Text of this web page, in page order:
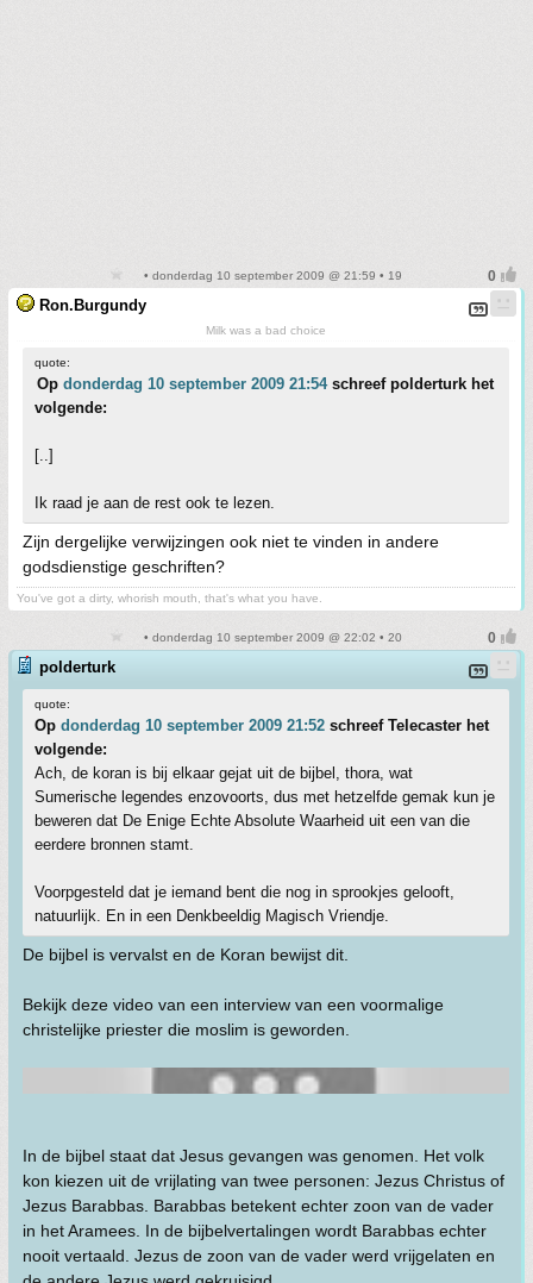
• donderdag 10 september 2009 @ 21:59 • 19
Ron.Burgundy
Milk was a bad choice
quote:
Op donderdag 10 september 2009 21:54schreef polderturk het
volgende:
[..]
Ik raad je aan de rest ook te lezen.
Zijn dergelijke verwijzingen ook niet te vinden in andere
godsdienstige geschriften?
You've got a dirty, whorish mouth, that's what you have.
• donderdag 10 september 2009 @ 22:02 • 20
polderturk
quote:
Op donderdag 10 september 2009 21:52 schreef Telecaster het
volgende:
Ach, de koran is bij elkaar gejat uit de bijbel, thora, wat
Sumerische legendes enzovoorts, dus met hetzelfde gemak kun je
beweren dat De Enige Echte Absolute Waarheid uit een van die
eerdere bronnen stamt.
Voorpgesteld dat je iemand bent die nog in sprookjes gelooft,
natuurlijk. En in een Denkbeeldig Magisch Vriendje.
De bijbel is vervalst en de Koran bewijst dit.
Bekijk deze video van een interview van een voormalige
christelijke priester die moslim is geworden.
In de bijbel staat dat Jesus gevangen was genomen. Het volk
kon kiezen uit de vrijlating van twee personen: Jezus Christus of
Jezus Barabbas. Barabbas betekent echter zoon van de vader
in het Aramees. In de bijbelvertalingen wordt Barabbas echter
nooit vertaald. Jezus de zoon van de vader werd vrijgelaten en